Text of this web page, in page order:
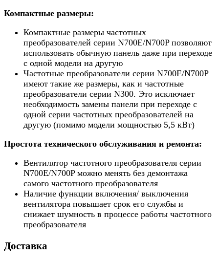
Компактные размеры:
Компактные размеры частотных
преобразователей серии N700E/N700P позволяют
использовать обычную панель даже при переходе
с одной модели на другую
Частотные преобразователи серии N700E/N700P
имеют такие же размеры, как и частотные
преобразователи серии N300. Это исключает
необходимость замены панели при переходе с
одной серии частотных преобразователей на
другую (помимо модели мощностью 5,5 кВт)
Простота технического обслуживания и ремонта:
Вентилятор частотного преобразователя серии
N700E/N700P можно менять без демонтажа
самого частотного преобразователя
Наличие функции включения/ выключения
вентилятора повышает срок его службы и
снижает шумность в процессе работы частотного
преобразователя
Доставка